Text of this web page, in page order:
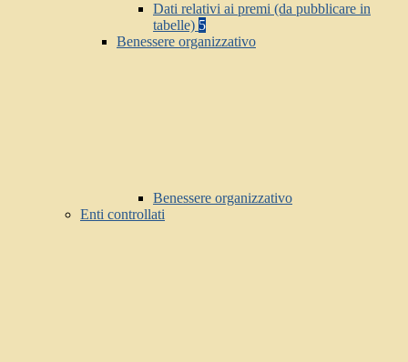
Dati relativi ai premi (da pubblicare in
tabelle) 5
Benessere organizzativo
Benessere organizzativo
Enti controllati